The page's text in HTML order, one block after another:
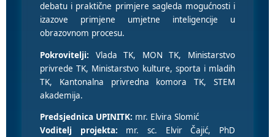
debatu i praktične primjere sagleda mogućnosti i
izazove primjene umjetne inteligencije u
obrazovnom procesu.
Pokrovitelji: Vlada TK, MON TK, Ministarstvo
privrede TK, Ministarstvo kulture, sporta i mladih
TK, Kantonalna privredna komora TK, STEM
akademija.
Predsjednica UPINITK: mr. Elvira Slomić
Voditelj projekta: mr. sc. Elvir Čajić, PhD